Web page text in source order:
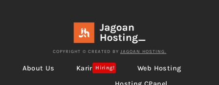
COPYRIGHT © CREATED BY JAGOAN HOSTING.
About Us Karir Hiring! Web Hosting